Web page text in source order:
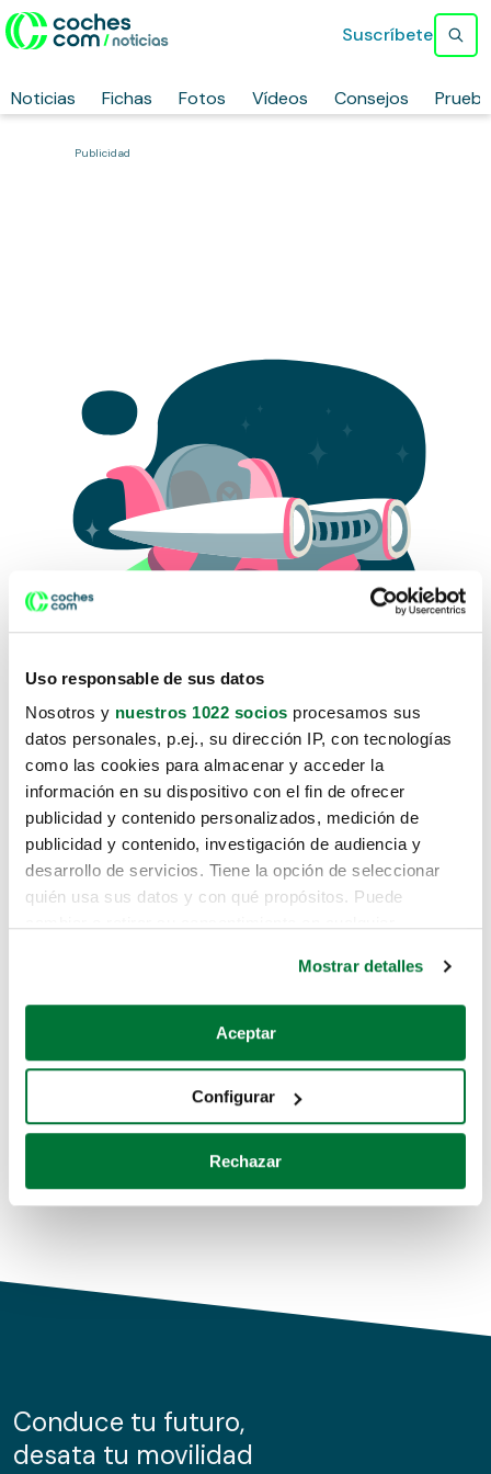
Uso responsable de sus datos
Nosotros y nuestros 1022 socios procesamos sus
datos personales, p.ej., su dirección IP, con tecnologías
como las cookies para almacenar y acceder la
información en su dispositivo con el fin de ofrecer
publicidad y contenido personalizados, medición de
publicidad y contenido, investigación de audiencia y
desarrollo de servicios. Tiene la opción de seleccionar
quién usa sus datos y con qué propósitos. Puede
Si lo permite, también quisiéramos:
Recopilar información sobre su ubicación geográfica
Identificar su dispositivo analizándolo activamente
para buscar características específicas (huellas
Obtenga más información sobre cómo se procesan sus
de cookies.
información sobre el uso que haga del sitio web con
nuestros partners de redes sociales, publicidad y análisis
Mostrar detalles
Aceptar
Configurar
Rechazar
Noticias Fichas Fotos Vídeos Consejos
Suscríbete
Publicidad
Lo sentimos, no sabemos como
te hemos traido hasta aquí.
Pero puedes encontrar el coche que estás
buscando en alguno de estos enlaces:
Coches de segunda mano
Coches de km0
Conduce tu futuro,
desata tu movilidad